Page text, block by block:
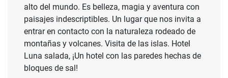
alto del mundo. Es belleza, magia y aventura con
paisajes indescriptibles. Un lugar que nos invita a
entrar en contacto con la naturaleza rodeado de
montañas y volcanes. Visita de las islas. Hotel
Luna salada, ¡Un hotel con las paredes hechas de
bloques de sal!